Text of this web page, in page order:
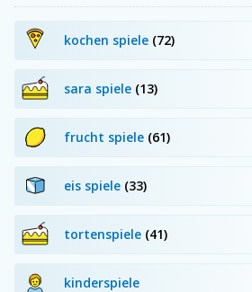
kochen spiele (72)
sara spiele (13)
frucht spiele (61)
eis spiele (33)
tortenspiele (41)
kinderspiele